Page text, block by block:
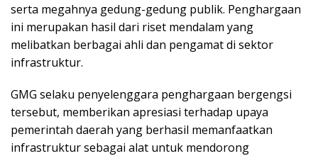
serta megahnya gedung-gedung publik. Penghargaan
ini merupakan hasil dari riset mendalam yang
melibatkan berbagai ahli dan pengamat di sektor
infrastruktur.
GMG selaku penyelenggara penghargaan bergengsi
tersebut, memberikan apresiasi terhadap upaya
pemerintah daerah yang berhasil memanfaatkan
infrastruktur sebagai alat untuk mendorong